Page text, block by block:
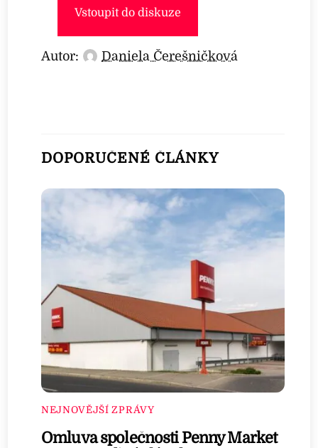
Vstoupit do diskuze
Autor: Daniela Čerešničková
DOPORUČENÉ ČLÁNKY
NEJNOVĚJŠÍ ZPRÁVY
Omluva společnosti Penny Market